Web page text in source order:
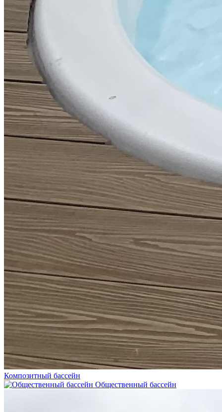
Композитный бассейн
Общественный бассейн